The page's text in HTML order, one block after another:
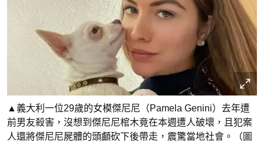
▲義大利一位29歲的女模傑尼尼（Pamela Genini）去年遭
前男友殺害，沒想到傑尼尼棺木竟在本週遭人破壞，且犯案
人還將傑尼尼屍體的頭顱砍下後帶走，震驚當地社會。（圖